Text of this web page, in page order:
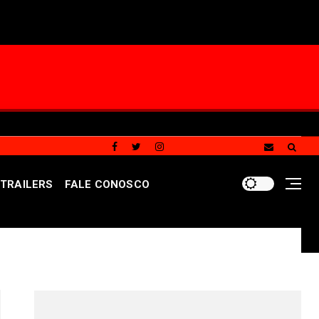
TRAILERS FALE CONOSCO
o balanço das contas públicas do GDF referente